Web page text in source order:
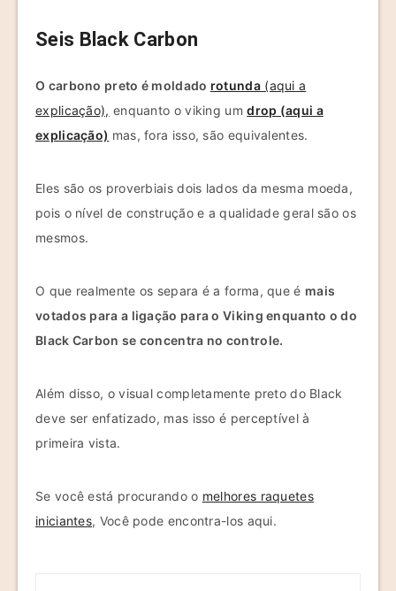
Seis Black Carbon
O carbono preto é moldado rotunda(aqui a
explicação), enquanto o viking umdrop (aqui a
explicação) mas, fora isso, são equivalentes.
Eles são os proverbiais dois lados da mesma moeda,
pois o nível de construção e a qualidade geral são os
mesmos.
O que realmente os separa é a forma, que é mais
votados para a ligação para o Vikingenquanto o do
Black Carbon se concentra no controle.
Além disso, o visual completamente preto do Black
deve ser enfatizado, mas isso é perceptível à
primeira vista.
Se você está procurando o melhores raquetes
iniciantes, Você pode encontra-los aqui.